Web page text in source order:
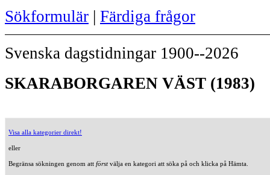
Sökformulär | Färdiga frågor
Svenska dagstidningar 1900--2026
SKARABORGAREN VÄST (1983)
Visa alla kategorier direkt!
eller
Begränsa sökningen genom att förstvälja en kategori att söka på och klicka på Hämta.